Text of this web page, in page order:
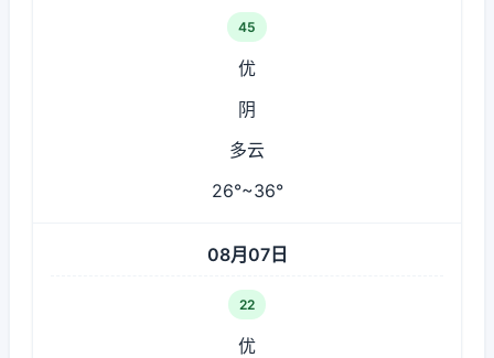
45
优
阴
多云
26°~36°
08月07日
22
优